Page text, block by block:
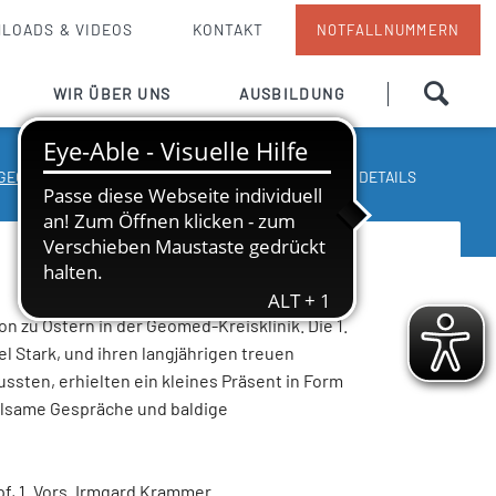
& VIDEOS KONTAKT NOTFALLNUMMERN
überspringen
/ Besuchdienst
WIR ÜBER UNS
Grußwort
Ansprechpartner
Pflegedienst
Info von A bis Z
Hausordnung
Strukturierter Qualitätsbericht
AUSBILDUNG
Pflege
Team
KREISKLINIK NEWS UND PRESSE NEWS DETAILS
zu Ostern in der Geomed-Kreisklinik. Die 1.
Stark, und ihren langjährigen treuen
erhielten ein kleines Präsent in Form
Gespräche und baldige
1. Vors. Irmgard Krammer